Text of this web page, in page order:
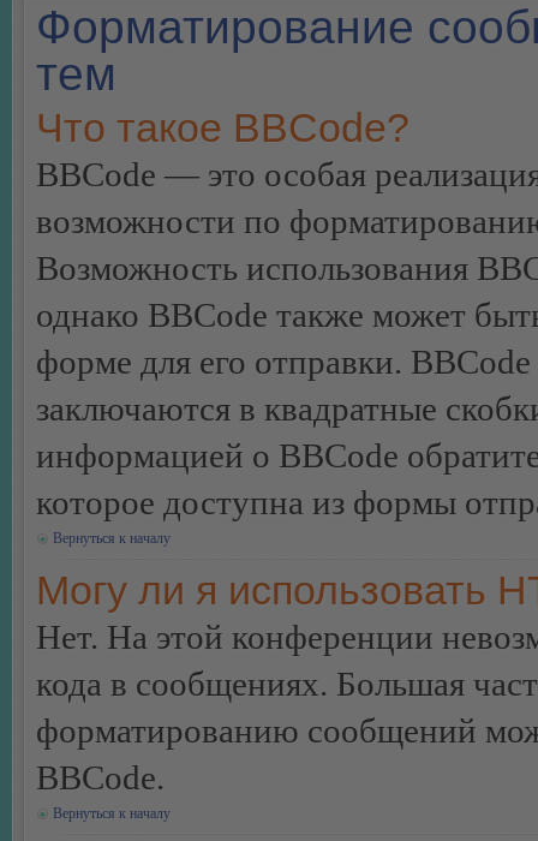
Форматирование
тем
Что такое BBCode?
BBCode — это особая
возможности по
Возможность использования
однако BBCode также может
форме для его отправки.
заключаются в квадратные
информацией о BBCode
которое доступна из формы
Вернуться к началу
Могу ли я использовать
Нет. На этой конференции
кода в сообщениях. Большая
форматированию сообщений
BBCode.
Вернуться к началу